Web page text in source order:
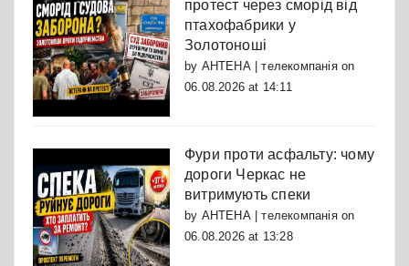
протест через сморід від
птахофабрики у
Золотоноші
by АНТЕНА | телекомпаніяon
06.08.2026 at 14:11
Фури проти асфальту: чому
дороги Черкас не
витримують спеки
by АНТЕНА | телекомпаніяon
06.08.2026 at 13:28